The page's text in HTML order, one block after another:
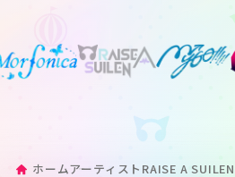
ホームアーティスト RAISE A SUILEN